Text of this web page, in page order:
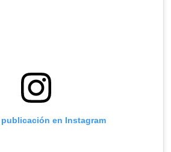
publicación en Instagram